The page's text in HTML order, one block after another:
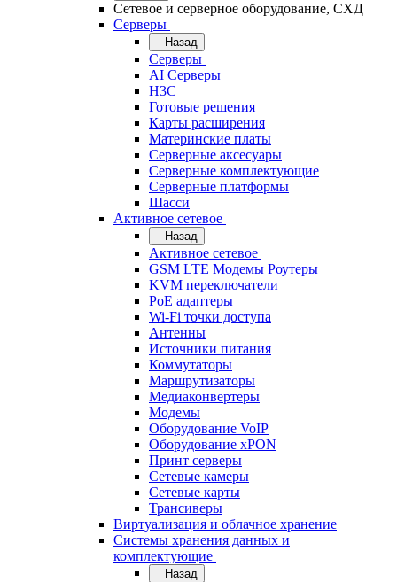
Сетевое и серверное оборудование, СХД
Cерверы
Назад
Cерверы
AI Серверы
H3C
Готовые решения
Карты расширения
Материнские платы
Серверные аксесуары
Серверные комплектующие
Серверные платформы
Шасси
Активное сетевое
Назад
Активное сетевое
GSM LTE Модемы Роутеры
KVM переключатели
PoE адаптеры
Wi-Fi точки доступа
Антенны
Источники питания
Коммутаторы
Маршрутизаторы
Медиаконвертеры
Модемы
Оборудование VoIP
Оборудование xPON
Принт серверы
Сетевые камеры
Сетевые карты
Трансиверы
Виртуализация и облачное хранение
Системы хранения данных и
комплектующие
Назад